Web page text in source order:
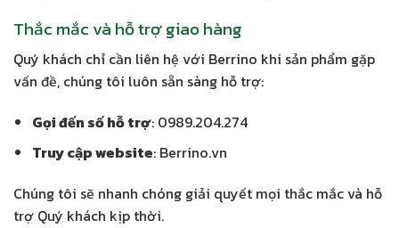
Thắc mắc và hỗ trợ giao hàng
Quý khách chỉ cần liên hệ với Berrino khi sản phẩm gặp
vấn đề, chúng tôi luôn sẵn sàng hỗ trợ:
Gọi đến số hỗ trợ: 0989.204.274
Truy cập website: Berrino.vn
Chúng tôi sẽ nhanh chóng giải quyết mọi thắc mắc và hỗ
trợ Quý khách kịp thời.